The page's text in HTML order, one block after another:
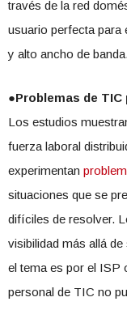
través de la red
usuario perfecta para
y alto ancho de banda.
●Problemas de
Los estudios
fuerza laboral
experimentan
situaciones que se
difíciles de resolver.
visibilidad más allá
el tema es por el ISP
personal de TIC no